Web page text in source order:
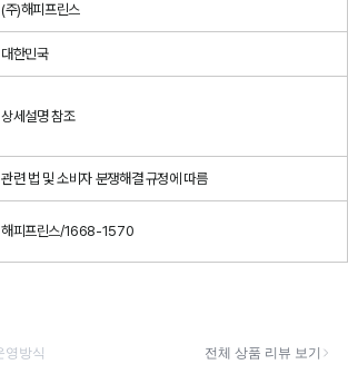
(주)해피프린스
대한민국
상세설명 참조
관련 법 및 소비자 분쟁해결 규정에 따름
해피프린스/1668-1570